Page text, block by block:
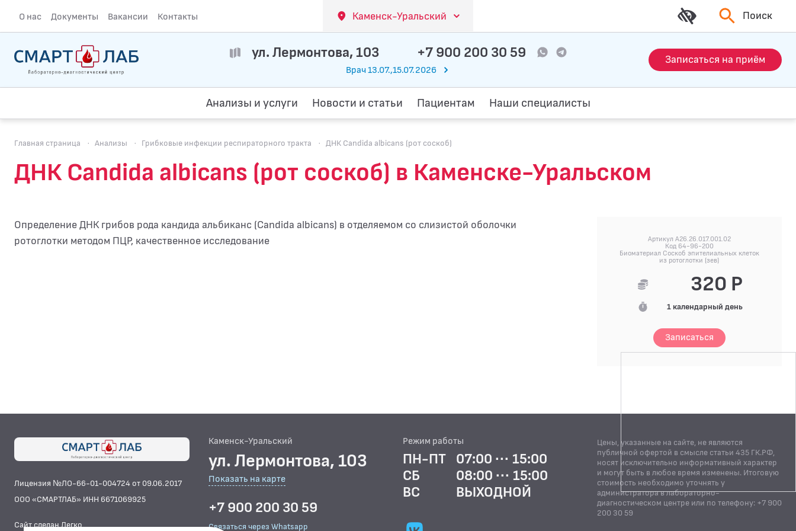
О нас Документы Вакансии Контакты Каменск-Уральский Поиск
ул. Лермонтова, 103 +7 900 200 30 59
Врач 13.07.,15.07.2026
Записаться на приём
Анализы и услуги Новости и статьи Пациентам Наши специалисты
Главная страница · Анализы · Грибковые инфекции респираторного тракта · ДНК Candida albicans (рот соскоб)
ДНК Candida albicans (рот соскоб) в Каменске-Уральском
Определение ДНК грибов рода кандида альбиканс (Candida albicans) в отделяемом со слизистой оболочки
ротоглотки методом ПЦР, качественное исследование
Артикул A26.26.017.001.02
Код 64-96-200
Биоматериал Соскоб эпителиальных клеток
из ротоглотки (зев)
320 Р
1 календарный день
Записаться
Лицензия №ЛО-66-01-004724 от 09.06.2017
ООО «СМАРТЛАБ» ИНН 6671069925
Сайт сделан Легко
Каменск-Уральский
ул. Лермонтова, 103
Показать на карте
+7 900 200 30 59
Связаться через Whatsapp
Режим работы
ПН-ПТ
07:00 ··· 15:00
СБ
08:00 ··· 15:00
ВС
ВЫХОДНОЙ
Цены, указанные на сайте, не являются
публичной офертой в смысле статьи 435 ГК.РФ,
носят исключительно информативный характер
и могут быть в любое время изменены. Итоговую
стоимость необходимо уточнять у
администратора в лабораторно-
диагностическом центре или по телефону: +7 900
200 30 59